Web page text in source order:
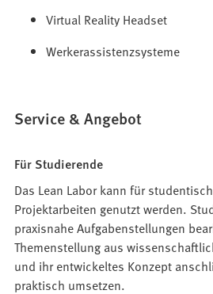
Virtual Reality Headset
Werkerassistenzsysteme
Service & Angebot
Für Studierende
Das Lean Labor kann für
Projektarbeiten genutzt werden.
praxisnahe Aufgabenstellungen
Themenstellung aus
und ihr entwickeltes Konzept
praktisch umsetzen.